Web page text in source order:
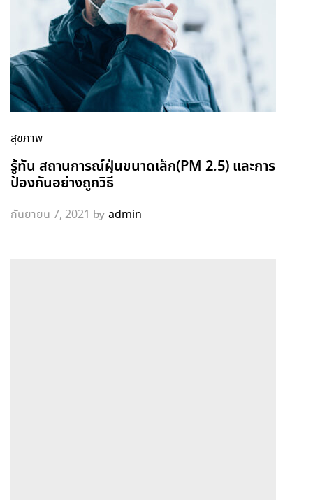
สุขภาพ
รู้ทัน สถานการณ์ฝุ่นขนาดเล็ก(PM 2.5) และการ
ป้องกันอย่างถูกวิธี
กันยายน 7, 2021 by admin